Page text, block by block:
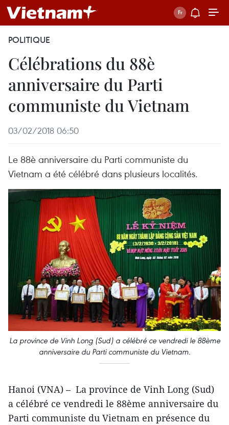
POLITIQUE
Célébrations du 88è
anniversaire du Parti
communiste du Vietnam
03/02/2018 06:50
Le 88è anniversaire du Parti communiste du
Vietnam a été célébré dans plusieurs localités.
La province de Vinh Long (Sud) a célébré ce vendredi le 88ème
anniversaire du Parti communiste du Vietnam.
Hanoi (VNA) – La province de Vinh Long (Sud)
a célébré ce vendredi le 88ème anniversaire du
Parti communiste du Vietnam en présence du